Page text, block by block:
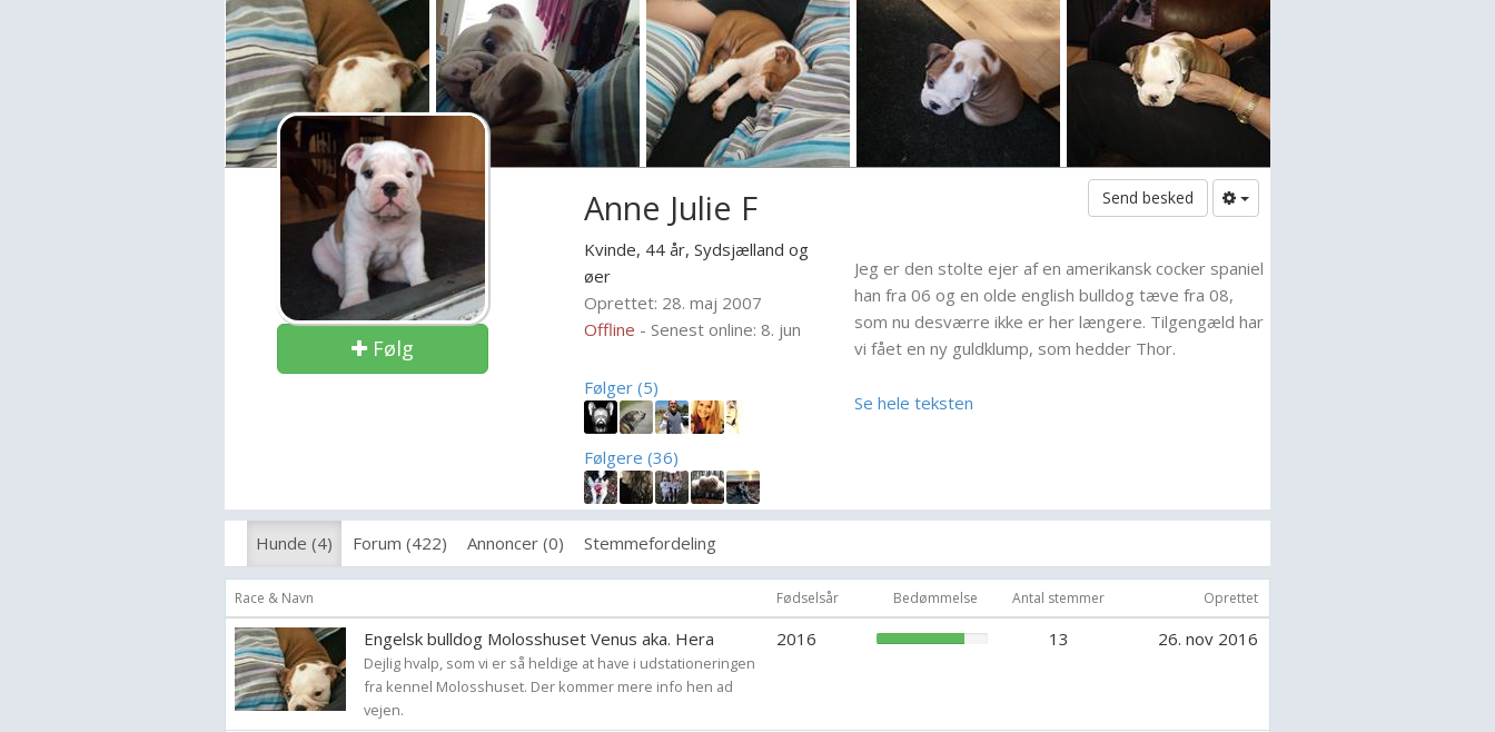
Følg
Anne Julie F
Kvinde, 44 år,Sydsjælland og
øer
Oprettet: 28. maj 2007
Offline - Senest online: 8. jun
Følger (5)
Følgere (36)
Send besked
Jeg er den stolte ejer af en amerikansk cocker spaniel
han fra 06 og en olde english bulldog tæve fra 08,
som nu desværre ikke er her længere. Tilgengæld har
vi fået en ny guldklump, som hedder Thor.
Jeg er her fordi jeg godt kan lide at debbatere og
hunde og at vi fortrinsvist avler for at forbedre de
hunde har behov for at blive forældre osv. Så jow jeg
er vel en tavlesnop *g*
Se hele teksten
Hunde (4) Forum (422) Annoncer (0) Stemmefordeling
Race & Navn Fødselsår Bedømmelse Antal stemmer Oprettet
Engelsk bulldog Molosshuset Venus aka. Hera
Dejlig hvalp, som vi er så heldige at have i udstationeringen
fra kennel Molosshuset. Der kommer mere info hen ad
vejen.
2016 13 26. nov 2016